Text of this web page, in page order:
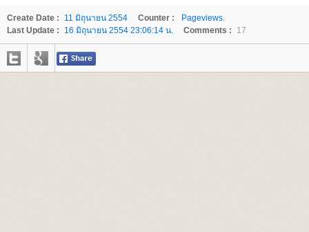
Create Date :
11 มิถุนายน 2554
Last Update :
16 มิถุนายน 2554 23:06:14 น.
Counter :
Pageviews.
Comments :
17